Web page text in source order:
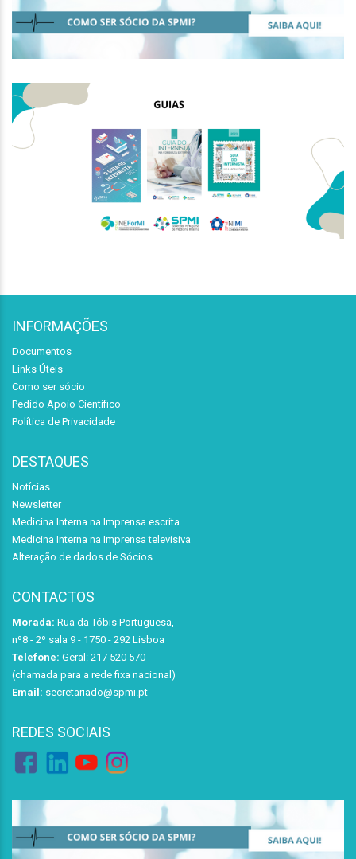
INFORMAÇÕES
Documentos
Links Úteis
Como ser sócio
Pedido Apoio Científico
Política de Privacidade
DESTAQUES
Notícias
Newsletter
Medicina Interna na Imprensa escrita
Medicina Interna na Imprensa televisiva
Alteração de dados de Sócios
CONTACTOS
Morada: Rua da Tóbis Portuguesa,
nº8 - 2º sala 9 - 1750 - 292 Lisboa
Telefone: Geral: 217 520 570
(chamada para a rede fixa nacional)
Email: secretariado@spmi.pt
REDES SOCIAIS